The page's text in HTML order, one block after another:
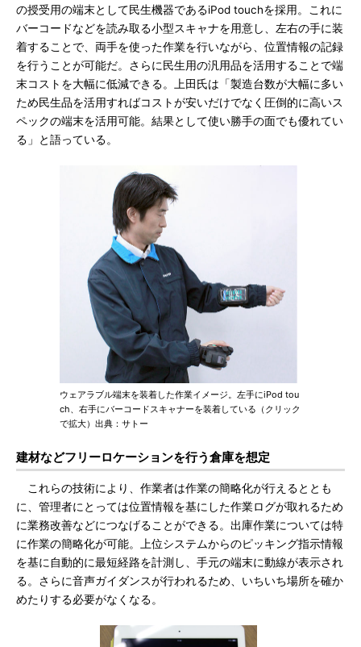
の授受用の端末として民生機器であるiPod touchを採用。これに
バーコードなどを読み取る小型スキャナを用意し、左右の手に装
着することで、両手を使った作業を行いながら、位置情報の記録
を行うことが可能だ。さらに民生用の汎用品を活用することで端
末コストを大幅に低減できる。上田氏は「製造台数が大幅に多い
ため民生品を活用すればコストが安いだけでなく圧倒的に高いス
ペックの端末を活用可能。結果として使い勝手の面でも優れてい
る」と語っている。
ウェアラブル端末を装着した作業イメージ。左手にiPod tou
ch、右手にバーコードスキャナーを装着している（クリック
で拡大）出典：サトー
建材などフリーロケーションを行う倉庫を想定
これらの技術により、作業者は作業の簡略化が行えるととも
に、管理者にとっては位置情報を基にした作業ログが取れるため
に業務改善などにつなげることができる。出庫作業については特
に作業の簡略化が可能。上位システムからのピッキング指示情報
を基に自動的に最短経路を計測し、手元の端末に動線が表示され
る。さらに音声ガイダンスが行われるため、いちいち場所を確か
めたりする必要がなくなる。